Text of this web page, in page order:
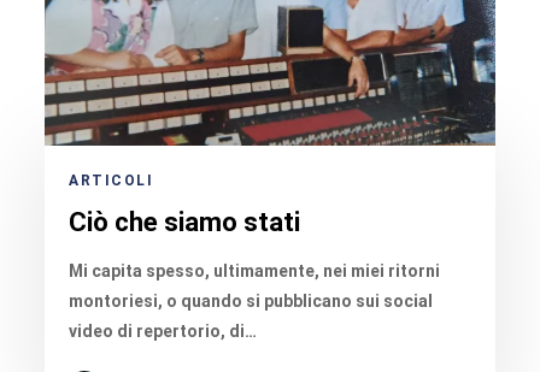
ARTICOLI
Ciò che siamo stati
Mi capita spesso, ultimamente, nei miei ritorni
montoriesi, o quando si pubblicano sui social
video di repertorio, di…